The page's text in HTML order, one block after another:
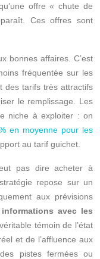
offre « chute de
Ces offres sont
bonnes affaires. C’est
fréquentée sur les
des tarifs très attractifs
le remplissage. Les
niche à exploiter : on
en moyenne pour les
au tarif guichet.
pas dire acheter à
repose sur un
aux prévisions
avec les
témoin de l’état
et de l’affluence aux
pistes fermées ou